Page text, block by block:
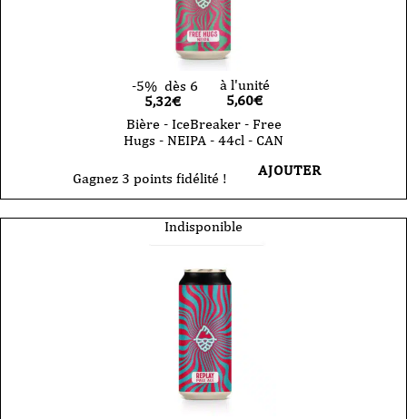
-5% dès 6
5,32€
à l'unité
5,60€
Bière - IceBreaker - Free
Hugs - NEIPA - 44cl - CAN
Gagnez 3 points fidélité ! AJOUTER
Indisponible